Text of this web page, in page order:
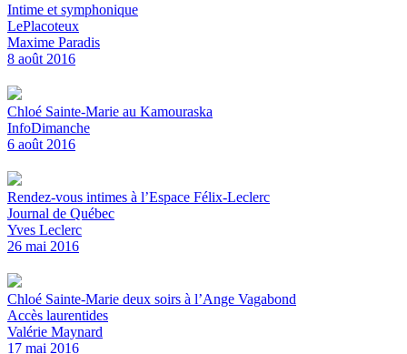
Intime et symphonique
LePlacoteux
Maxime Paradis
8 août 2016
Chloé Sainte-Marie au Kamouraska
InfoDimanche
6 août 2016
Rendez-vous intimes à l’Espace Félix-Leclerc
Journal de Québec
Yves Leclerc
26 mai 2016
Chloé Sainte-Marie deux soirs à l’Ange Vagabond
Accès laurentides
Valérie Maynard
17 mai 2016